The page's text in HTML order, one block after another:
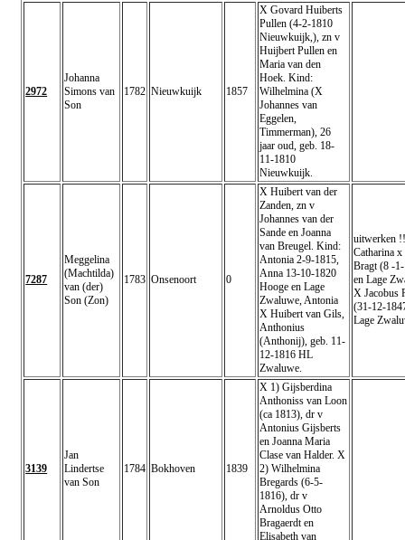
2972
Johanna
Simons van
Son
1782 Nieuwkuijk 1857
X Govard Huiberts
Pullen (4-2-1810
Nieuwkuijk,), zn v
Huijbert Pullen en
Maria van den
Hoek. Kind:
Wilhelmina (X
Johannes van
Eggelen,
Timmerman), 26
jaar oud, geb. 18-
11-1810
Nieuwkuijk.
7287
Meggelina
(Machtilda)
van (der)
Son (Zon)
1783 Onsenoort 0
X Huibert van der
Zanden, zn v
Johannes van der
Sande en Joanna
van Breugel. Kind:
Antonia 2-9-1815,
Anna 13-10-1820
Hooge en Lage
Zwaluwe, Antonia
X Huibert van Gils,
Anthonius
(Anthonij), geb. 11-
12-1816 HL
Zwaluwe.
uitwerken
Catharina x
Bragt (8 -
en Lage
X Jacobus
(31-12-
Lage
3139
Jan
Lindertse
van Son
1784 Bokhoven 1839
X 1) Gijsberdina
Anthoniss van Loon
(ca 1813), dr v
Antonius Gijsberts
en Joanna Maria
Clase van Halder. X
2) Wilhelmina
Bregards (6-5-
1816), dr v
Arnoldus Otto
Bragaerdt en
Elisabeth van